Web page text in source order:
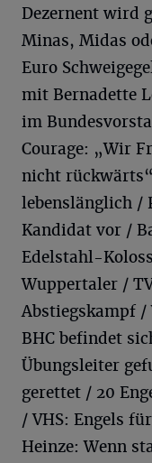
Dezernent wird
Minas, Midas
Euro
mit Bernadette
im
Courage: „Wir
nicht
lebenslänglich /
Kandidat vor /
Edelstahl-
Wuppertaler /
Abstiegskampf
BHC befindet
Übungsleiter
gerettet / 20
/ VHS: Engels
Heinze: Wenn